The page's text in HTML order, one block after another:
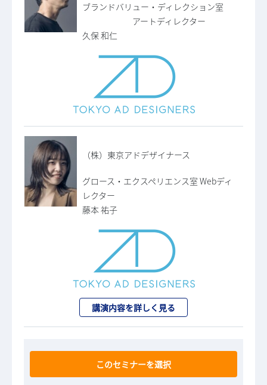
ブランドバリュー・ディレクション室
アートディレクター
久保 和仁
（株）東京アドデザイナース
グロース・エクスペリエンス室 Webディ
レクター
藤本 祐子
講演内容を詳しく見る
このセミナーを選択